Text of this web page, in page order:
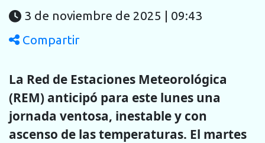
3 de noviembre de 2025 | 09:43
Compartir
La Red de Estaciones Meteorológica
(REM) anticipó para este lunes una
jornada ventosa, inestable y con
ascenso de las temperaturas. El martes